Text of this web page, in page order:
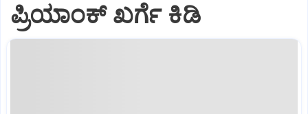
ಪ್ರಿಯಾಂಕ್ ಖರ್ಗೆ ಕಿಡಿ